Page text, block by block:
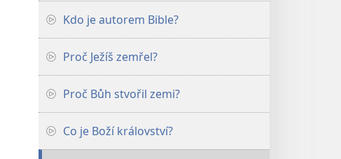
Kdo je autorem Bible?
Proč Ježíš zemřel?
Proč Bůh stvořil zemi?
Co je Boží království?